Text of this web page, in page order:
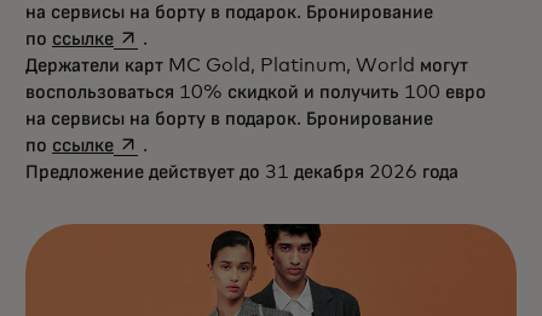
на сервисы на борту в подарок. Бронирование
по ссылкеopens in a new tab
.
Держатели карт MC Gold, Platinum, World могут
воспользоваться 10% скидкой и получить 100 евро
на сервисы на борту в подарок. Бронирование
по ссылкеopens in a new tab
.
Предложение действует до 31 декабря 2026 года